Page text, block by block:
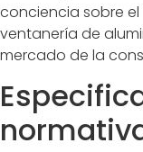
conciencia sobre
ventanería de
mercado de la